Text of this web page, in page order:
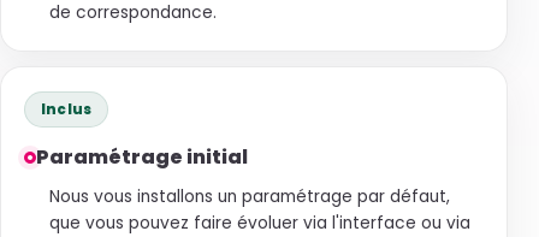
de correspondance.
Paramétrage initial
Nous vous installons un paramétrage par défaut,
que vous pouvez faire évoluer via l'interface ou via
Inclus